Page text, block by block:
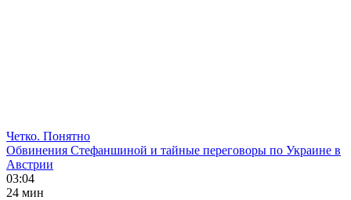
Четко. Понятно
Обвинения Стефаншиной и тайные переговоры по Украине в
Австрии
03:04
24 мин